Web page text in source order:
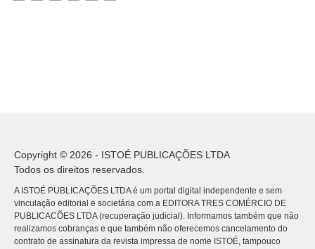
Copyright © 2026 - ISTOÉ PUBLICAÇÕES LTDA
Todos os direitos reservados.
A ISTOÉ PUBLICAÇÕES LTDA é um portal digital independente e sem
vinculação editorial e societária com a EDITORA TRES COMÉRCIO DE
PUBLICACÕES LTDA (recuperação judicial). Informamos também que não
realizamos cobranças e que também não oferecemos cancelamento do
contrato de assinatura da revista impressa de nome ISTOÉ, tampouco